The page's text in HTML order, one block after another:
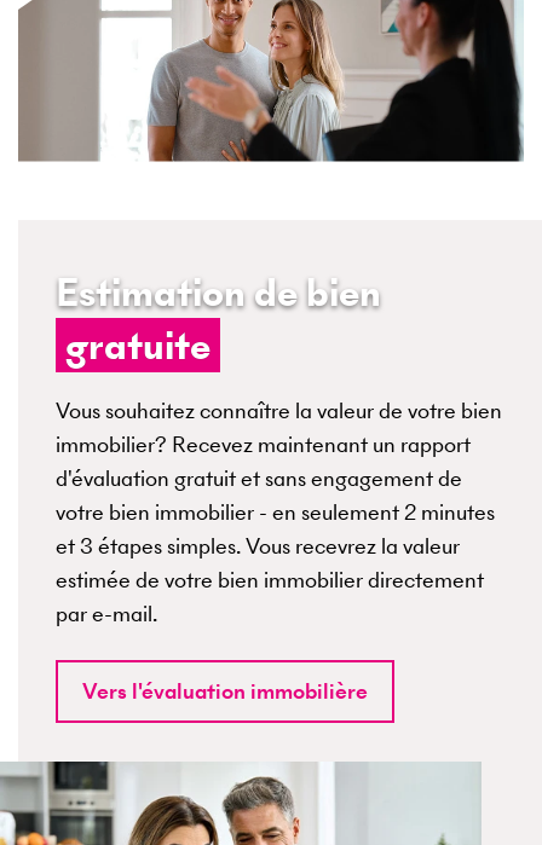
Estimation de bien
gratuite
Vous souhaitez connaître la valeur de votre bien
immobilier? Recevez maintenant un rapport
d'évaluation gratuit et sans engagement de
votre bien immobilier - en seulement 2 minutes
et 3 étapes simples. Vous recevrez la valeur
estimée de votre bien immobilier directement
par e-mail.
Vers l'évaluation immobilière